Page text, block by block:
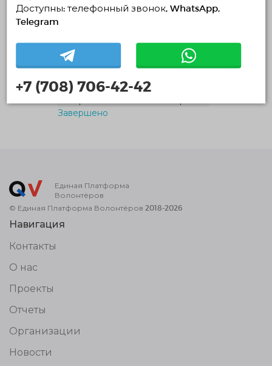
21.07.2026 00:09
26.07.2026 — 02.08.2026, c 21:42 по 21:42
Инициативная группа "Спортивное Будущее"
Социальное волонтерство
Завершено
Единая Платформа
Волонтёров
© Единая Платформа Волонтёров 2018-2026
Навигация
Контакты
О нас
Проекты
Отчеты
Организации
Новости
Доступны: телефонный звонок, WhatsApp,
Telegram
+7 (708) 706-42-42